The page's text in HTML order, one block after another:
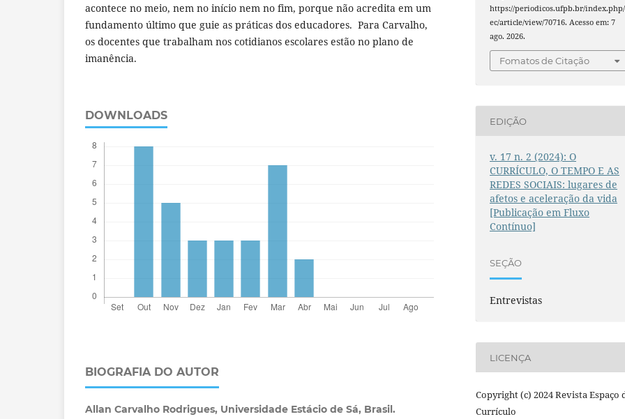
acontece no meio, nem no início nem no fim, porque não acredita em um
fundamento último que guie as práticas dos educadores. Para Carvalho,
os docentes que trabalham nos cotidianos escolares estão no plano de
imanência.
DOWNLOADS
BIOGRAFIA DO AUTOR
Allan Carvalho Rodrigues, Universidade Estácio de Sá, Brasil.
https://periodicos.ufpb.br/
ec/article/view/70716. Acesso em: 7
ago. 2026.
Fomatos de Citação
EDIÇÃO
v. 17 n. 2 (2024): O
CURRÍCULO, O TEMPO E AS
REDES SOCIAIS: lugares de
afetos e aceleração da vida
[Publicação em Fluxo
Contínuo]
SEÇÃO
Entrevistas
LICENÇA
Copyright (c) 2024 Revista Espaço
Currículo